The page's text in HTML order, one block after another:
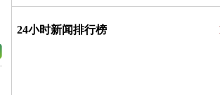
24小时新闻排行榜